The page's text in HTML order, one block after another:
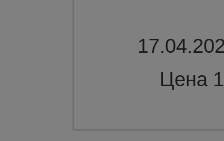
Цена